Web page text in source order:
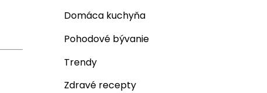
Domáca kuchyňa
Pohodové bývanie
Trendy
Zdravé recepty